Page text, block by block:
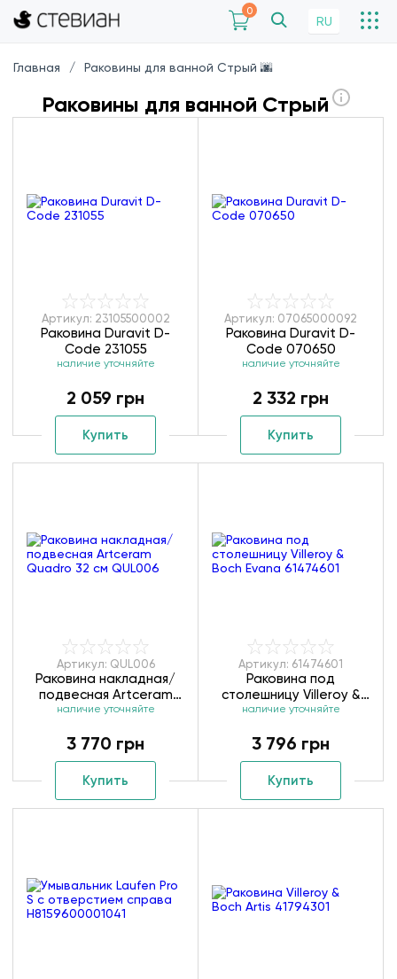
0
RU
Главная Раковины для ванной Стрый 🌆
Раковины для ванной Стрый
Артикул: 23105500002
Раковина Duravit D-
Code 231055
наличие уточняйте
2 059 грн
Купить
Артикул: 07065000092
Раковина Duravit D-
Code 070650
наличие уточняйте
2 332 грн
Купить
Артикул: QUL006
Раковина накладная/
подвесная Artceram
Quadro 32 см QUL006
наличие уточняйте
3 770 грн
Купить
Артикул: 61474601
Раковина под
столешницу Villeroy &
Boch Evana 61474601
наличие уточняйте
3 796 грн
Купить